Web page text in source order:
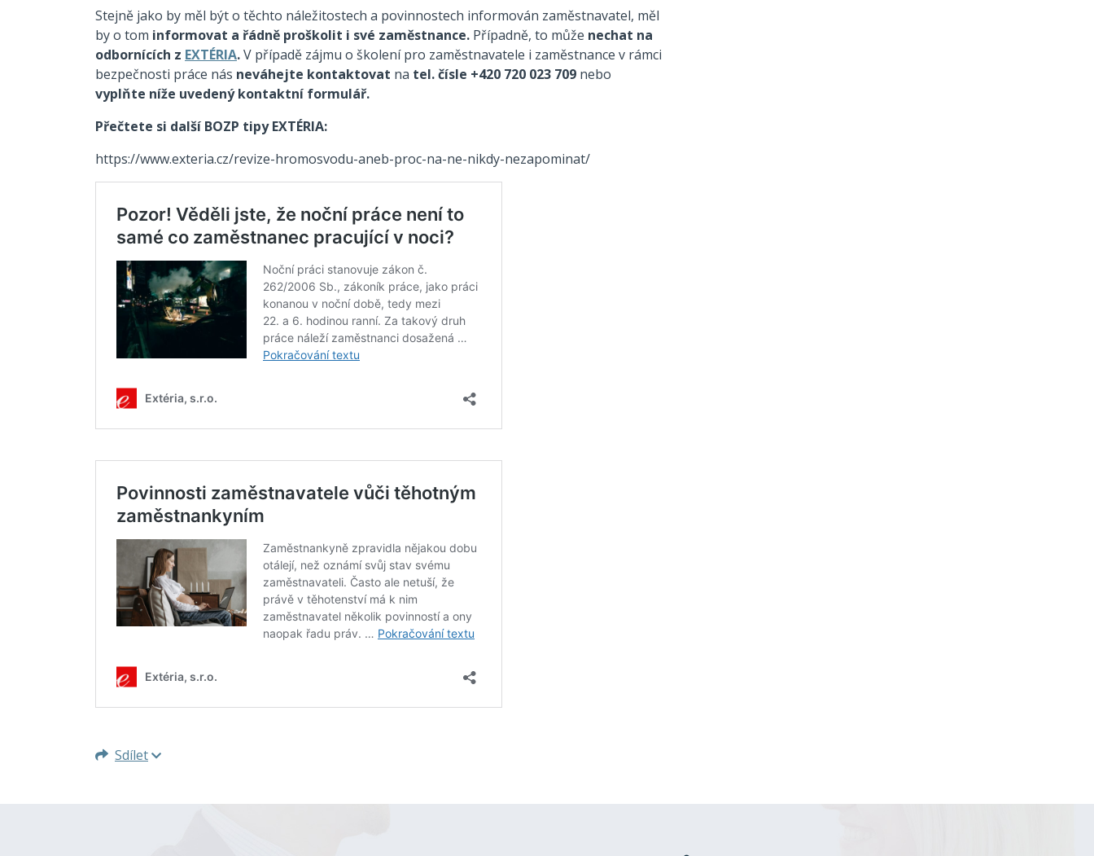
Stejně jako by měl být o těchto náležitostech a povinnostech informován zaměstnavatel, měl
by o tom informovat a řádně proškolit i své zaměstnance. Případně, to může nechat na
odbornících z EXTÉRIA.V případě zájmu o školení pro zaměstnavatele i zaměstnance v rámci
bezpečnosti práce nás neváhejte kontaktovat na tel. čísle +420 720 023 709 nebo
vyplňte níže uvedený kontaktní formulář.
Přečtete si další BOZP tipy EXTÉRIA:
https://www.exteria.cz/revize-hromosvodu-aneb-proc-na-ne-nikdy-nezapominat/
Sdílet